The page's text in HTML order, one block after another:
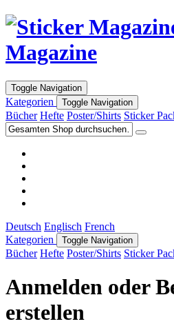
Magazine
Toggle Navigation
Kategorien Toggle Navigation
Bücher Hefte Poster/Shirts Sticker
Deutsch Englisch French
Kategorien
Toggle Navigation
Bücher Hefte Poster/Shirts Sticker
Anmelden oder
erstellen